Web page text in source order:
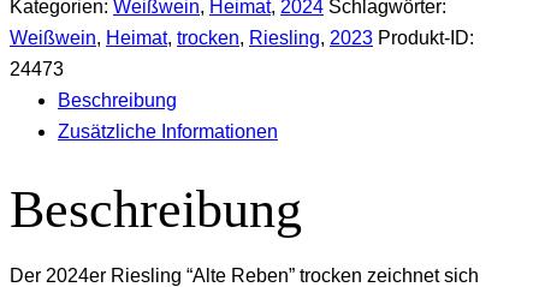
Kategorien: Weißwein, Heimat, 2024 Schlagwörter:
Weißwein, Heimat, trocken, Riesling, 2023 Produkt-ID:
24473
Beschreibung
Zusätzliche Informationen
Beschreibung
Der 2024er Riesling “Alte Reben” trocken zeichnet sich